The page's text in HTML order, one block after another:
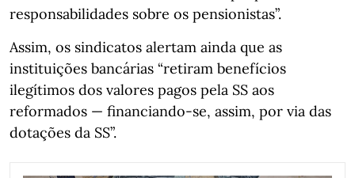
responsabilidades sobre os pensionistas”.
Assim, os sindicatos alertam ainda que as
instituições bancárias “retiram benefícios
ilegítimos dos valores pagos pela SS aos
reformados — financiando-se, assim, por via das
dotações da SS”.